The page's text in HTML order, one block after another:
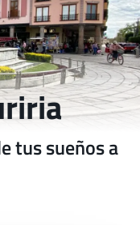
tus sueños a